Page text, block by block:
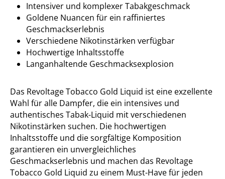
Intensiver und komplexer Tabakgeschmack
Goldene Nuancen für ein raffiniertes
Geschmackserlebnis
Verschiedene Nikotinstärken verfügbar
Hochwertige Inhaltsstoffe
Langanhaltende Geschmacksexplosion
Das Revoltage Tobacco Gold Liquid ist eine exzellente
Wahl für alle Dampfer, die ein intensives und
authentisches Tabak-Liquid mit verschiedenen
Nikotinstärken suchen. Die hochwertigen
Inhaltsstoffe und die sorgfältige Komposition
garantieren ein unvergleichliches
Geschmackserlebnis und machen das Revoltage
Tobacco Gold Liquid zu einem Must-Have für jeden